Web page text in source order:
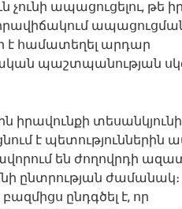
չունի ապացուցելու, թե
է համատեղել արդար
պաշտպանության
իրավունքի
է պետություններին
են ժողովրդի
ընտրության
ընդգծել է, որ